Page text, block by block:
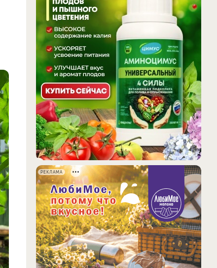
РЕКЛАМА